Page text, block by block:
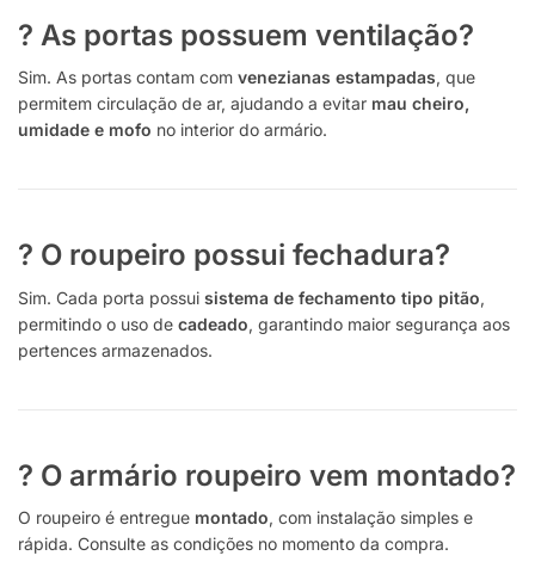
? As portas possuem ventilação?
Sim. As portas contam com venezianas estampadas, que
permitem circulação de ar, ajudando a evitar mau cheiro,
umidade e mofo no interior do armário.
? O roupeiro possui fechadura?
Sim. Cada porta possui sistema de fechamento tipo pitão,
permitindo o uso de cadeado, garantindo maior segurança aos
pertences armazenados.
? O armário roupeiro vem montado?
O roupeiro é entregue montado, com instalação simples e
rápida. Consulte as condições no momento da compra.